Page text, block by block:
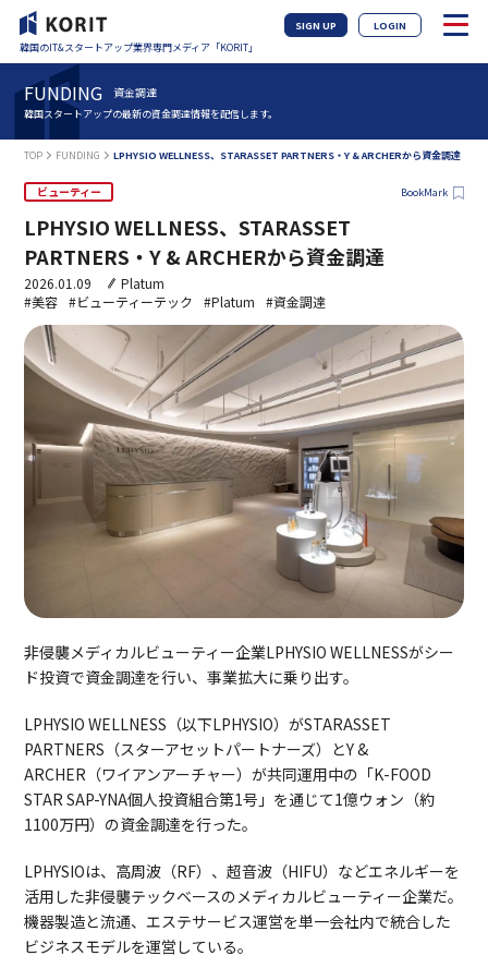
韓国のIT&スタートアップ業界専門メディア「KORIT」
SIGN UP LOGIN
FUNDING 資金調達
韓国スタートアップの最新の資金調達情報を配信します。
TOP FUNDING LPHYSIO WELLNESS、STARASSET PARTNERS・Y & ARCHERから資金調達
ビューティー BookMark
LPHYSIO WELLNESS、STARASSET
PARTNERS・Y & ARCHERから資金調達
2026.01.09
Platum
#美容
#ビューティーテック #Platum #資金調達
非侵襲メディカルビューティー企業LPHYSIO WELLNESSがシー
ド投資で資金調達を行い、事業拡大に乗り出す。
LPHYSIO WELLNESS（以下LPHYSIO）がSTARASSET
PARTNERS（スターアセットパートナーズ）とY &
ARCHER（ワイアンアーチャー）が共同運用中の「K-FOOD
STAR SAP-YNA個人投資組合第1号」を通じて1億ウォン（約
1100万円）の資金調達を行った。
LPHYSIOは、高周波（RF）、超音波（HIFU）などエネルギーを
活用した非侵襲テックベースのメディカルビューティー企業だ。
機器製造と流通、エステサービス運営を単一会社内で統合した
ビジネスモデルを運営している。